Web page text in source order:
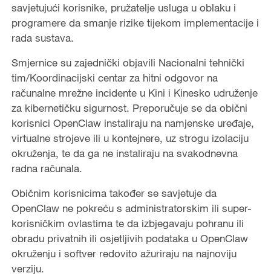
savjetujući korisnike, pružatelje usluga u oblaku i
programere da smanje rizike tijekom implementacije i
rada sustava.
Smjernice su zajednički objavili Nacionalni tehnički
tim/Koordinacijski centar za hitni odgovor na
računalne mrežne incidente u Kini i Kinesko udruženje
za kibernetičku sigurnost. Preporučuje se da obični
korisnici OpenClaw instaliraju na namjenske uređaje,
virtualne strojeve ili u kontejnere, uz strogu izolaciju
okruženja, te da ga ne instaliraju na svakodnevna
radna računala.
Običnim korisnicima također se savjetuje da
OpenClaw ne pokreću s administratorskim ili super-
korisničkim ovlastima te da izbjegavaju pohranu ili
obradu privatnih ili osjetljivih podataka u OpenClaw
okruženju i softver redovito ažuriraju na najnoviju
verziju.